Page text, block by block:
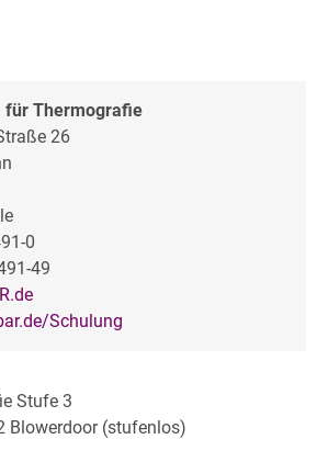
für Thermografie
26
0
49
Schulung
Stufe 3
Blowerdoor (stufenlos)